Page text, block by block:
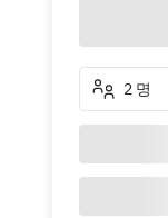
2 명